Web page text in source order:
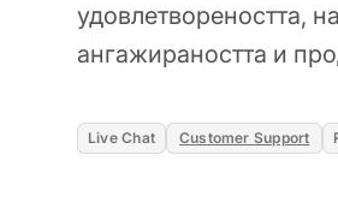
удовлетвореността,
ангажираността и
Live Chat Customer Support